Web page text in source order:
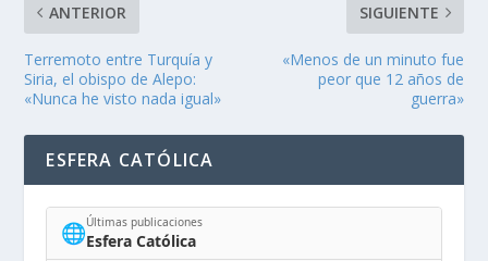
ANTERIOR
Terremoto entre Turquía y
Siria, el obispo de Alepo:
«Nunca he visto nada igual»
SIGUIENTE
«Menos de un minuto fue
peor que 12 años de
guerra»
ESFERA CATÓLICA
🌐Últimas publicaciones
Esfera Católica